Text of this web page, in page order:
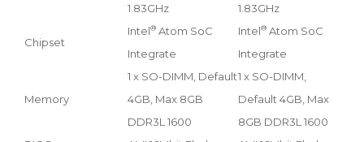
1.83GHz
1.83GHz
Chipset
Intel® Atom SoC
Integrate
Intel® Atom SoC
Integrate
Memory
1 x SO-DIMM, Default
4GB, Max 8GB
DDR3L 1600
1 x SO-DIMM,
Default 4GB, Max
8GB DDR3L 1600